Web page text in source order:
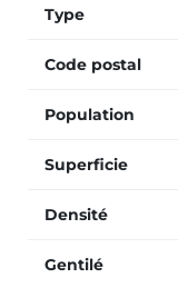
Type
Code postal
Population
Superficie
Densité
Gentilé